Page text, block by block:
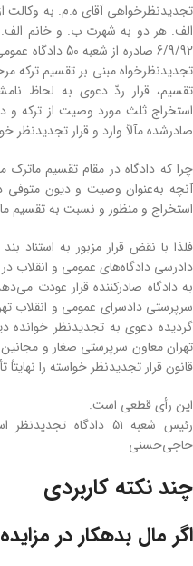
تجدیدنظرخواهی آقای ه.م. به وکالت
6/9/92 صادره از
تجدیدنظرخواه مبنی بر تقسیم ترکه
تقسیم، قرار ردّ دعوی به لحاظ
استخراج ثلث مورد وصیت از ترکه و
صادرشده مآلاً وارد و قرار
آنچه به‌عنوان وصیت و دیون
استخراج و منظور و نسبت به تقسیم
دادرسی دادگاه‌های عمومی و انقلاب
به دادگاه صادرکننده قرار عودت
سرپرستی دادسرای عمومی و انقلاب
گردیده دعوی به تجدیدنظر خوانده
قانون قرار تجدیدنظر خواسته را نهایتاً
این رأی قطعی است.
رئیس شعبه 51 دادگاه
حاجی‌حسنی
چند نکته کاربردی
اگر مال بدهکار در